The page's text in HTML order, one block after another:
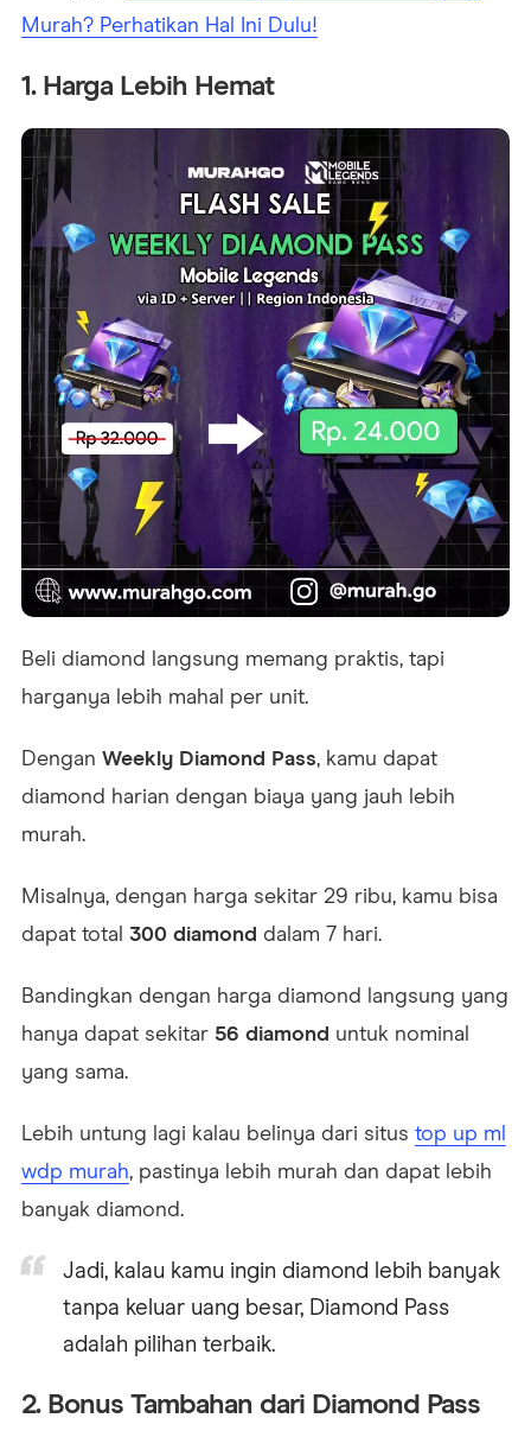
Murah? Perhatikan Hal Ini Dulu!
1. Harga Lebih Hemat
Beli diamond langsung memang praktis, tapi
harganya lebih mahal per unit.
Dengan Weekly Diamond Pass, kamu dapat
diamond harian dengan biaya yang jauh lebih
murah.
Misalnya, dengan harga sekitar 29 ribu, kamu bisa
dapat total 300 diamond dalam 7 hari.
Bandingkan dengan harga diamond langsung yang
hanya dapat sekitar 56 diamond untuk nominal
yang sama.
Lebih untung lagi kalau belinya dari situs top up ml
wdp murah, pastinya lebih murah dan dapat lebih
banyak diamond.
Jadi, kalau kamu ingin diamond lebih banyak
tanpa keluar uang besar, Diamond Pass
adalah pilihan terbaik.
2. Bonus Tambahan dari Diamond Pass